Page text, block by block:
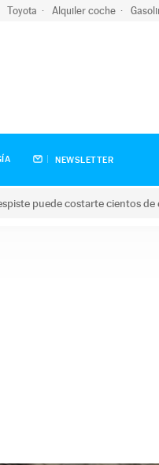
Toyota Alquiler coche
NEWSLETTER
puede costarte cientos de